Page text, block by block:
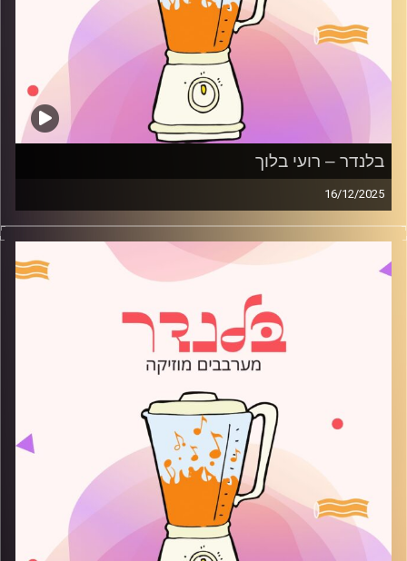
בלנדר – רועי בלוך
16/12/2025
מוזיקה רגועה לפתוח איתה את הבוקר בהגשת רועי בלוך
קרדיט תמונות:
AudioVersity